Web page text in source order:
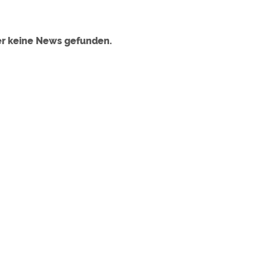
keine News gefunden.